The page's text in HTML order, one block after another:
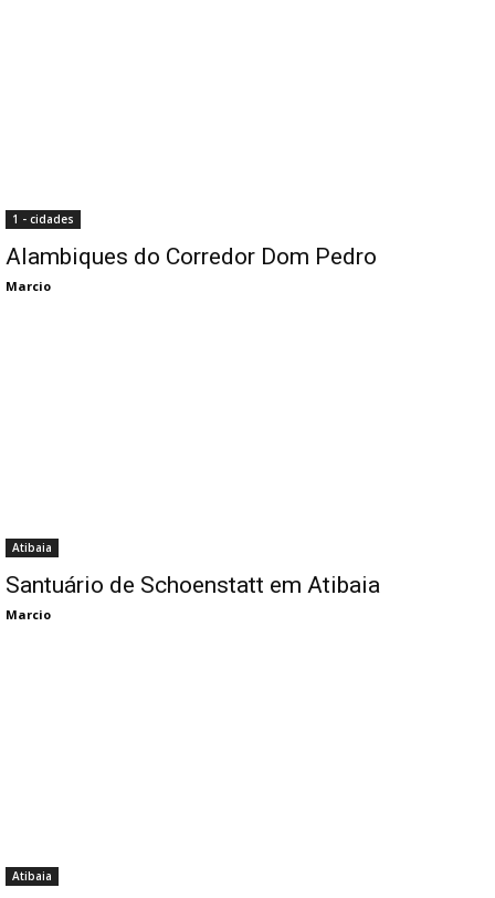
1 - cidades
Alambiques do Corredor Dom Pedro
Marcio
Atibaia
Santuário de Schoenstatt em Atibaia
Marcio
Atibaia